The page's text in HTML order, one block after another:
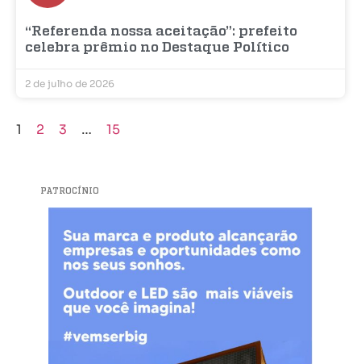
“Referenda nossa aceitação”: prefeito
celebra prêmio no Destaque Político
2 de julho de 2026
1 2 3 … 15
PATROCÍNIO